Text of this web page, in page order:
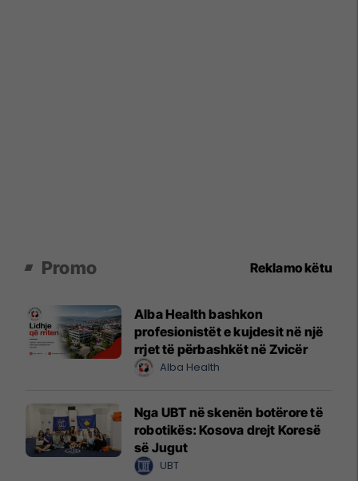
Promo Reklamo këtu
Alba Health bashkon
profesionistët e kujdesit në një
rrjet të përbashkët në Zvicër
Alba Health
Nga UBT në skenën botërore të
robotikës: Kosova drejt Koresë
së Jugut
UBT